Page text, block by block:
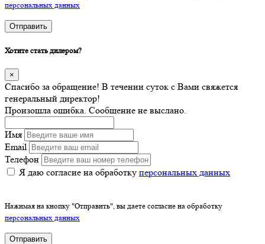
персональных данных
Отправить
Хотите стать дилером?
×
Спасибо за обращение! В течении суток с Вами свяжется
генеральный директор!
Произошла ошибка. Сообщение не выслано.
Имя
Email
Телефон
Я даю согласие на обработку персональных данных
Нажимая на кнопку "Отправить", вы даете согласие на обработку
персональных данных
Отправить